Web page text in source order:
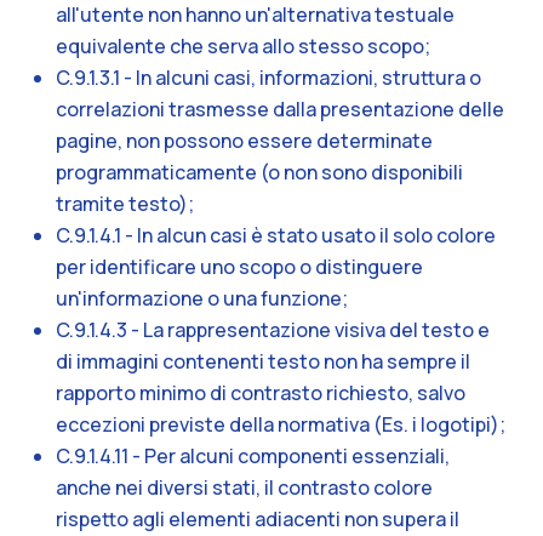
all'utente non hanno un'alternativa testuale
equivalente che serva allo stesso scopo;
C.9.1.3.1 - In alcuni casi, informazioni, struttura o
correlazioni trasmesse dalla presentazione delle
pagine, non possono essere determinate
programmaticamente (o non sono disponibili
tramite testo);
C.9.1.4.1 - In alcun casi è stato usato il solo colore
per identificare uno scopo o distinguere
un'informazione o una funzione;
C.9.1.4.3 - La rappresentazione visiva del testo e
di immagini contenenti testo non ha sempre il
rapporto minimo di contrasto richiesto, salvo
eccezioni previste della normativa (Es. i logotipi);
C.9.1.4.11 - Per alcuni componenti essenziali,
anche nei diversi stati, il contrasto colore
rispetto agli elementi adiacenti non supera il